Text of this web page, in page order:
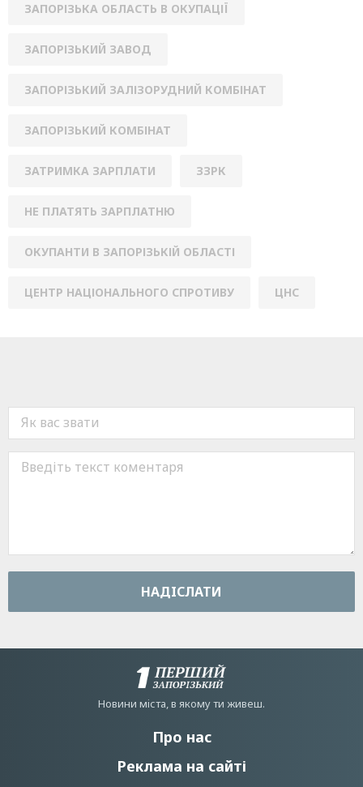
ЗАПОРІЗЬКА ОБЛАСТЬ В ОКУПАЦІЇ
ЗАПОРІЗЬКИЙ ЗАВОД
ЗАПОРІЗЬКИЙ ЗАЛІЗОРУДНИЙ КОМБІНАТ
ЗАПОРІЗЬКИЙ КОМБІНАТ
ЗАТРИМКА ЗАРПЛАТИ ЗЗРК
НЕ ПЛАТЯТЬ ЗАРПЛАТНЮ
ОКУПАНТИ В ЗАПОРІЗЬКІЙ ОБЛАСТІ
ЦЕНТР НАЦІОНАЛЬНОГО СПРОТИВУ ЦНС
НАДIСЛАТИ
Новини мiста, в якому ти живеш.
Про нас
Реклама на сайті